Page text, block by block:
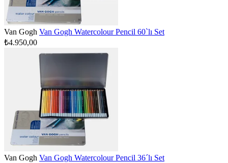
Van Gogh Van Gogh Watercolour Pencil 60`lı Set
₺4.950,00
Van Gogh Van Gogh Watercolour Pencil 36´lı Set